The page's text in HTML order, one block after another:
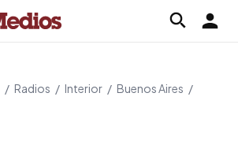
/ Radios / Interior / Buenos Aires /